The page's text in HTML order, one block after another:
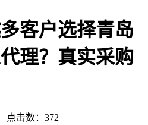
客户选择青岛
理？真实采购
点击数：372